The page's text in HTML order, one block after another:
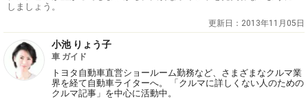
しましょう。
更新日： 2013年11月05日
小池 りょう子
車 ガイド
トヨタ自動車直営ショールーム勤務など、さまざまなクルマ業
界を経て自動車ライターへ。 「クルマに詳しくない人のための
クルマ記事」を中心に活動中。